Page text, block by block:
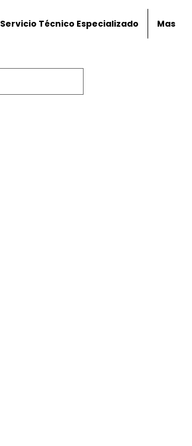
Servicio Técnico Especializado Mas